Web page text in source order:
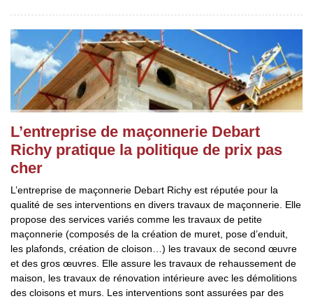
L’entreprise de maçonnerie Debart
Richy pratique la politique de prix pas
cher
L’entreprise de maçonnerie Debart Richy est réputée pour la
qualité de ses interventions en divers travaux de maçonnerie. Elle
propose des services variés comme les travaux de petite
maçonnerie (composés de la création de muret, pose d’enduit,
les plafonds, création de cloison…) les travaux de second œuvre
et des gros œuvres. Elle assure les travaux de rehaussement de
maison, les travaux de rénovation intérieure avec les démolitions
des cloisons et murs. Les interventions sont assurées par des